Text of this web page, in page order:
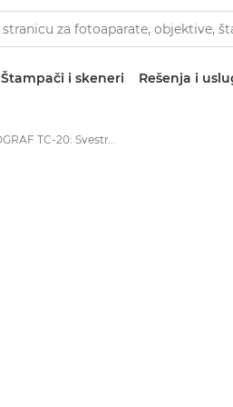
Štampači i skeneri Rešenja i
imagePROGRAF TC-20: Svestrano štampanje na velikim formatima